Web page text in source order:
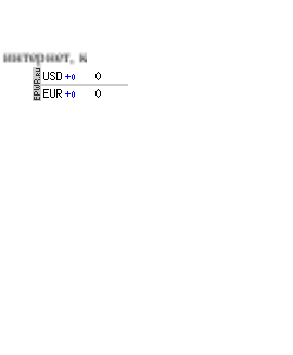
цифровое и кабельное